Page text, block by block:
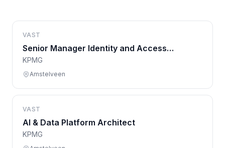
VAST
Senior Manager Identity and Access
managment (IAM)
KPMG
Amstelveen
VAST
AI & Data Platform Architect
KPMG